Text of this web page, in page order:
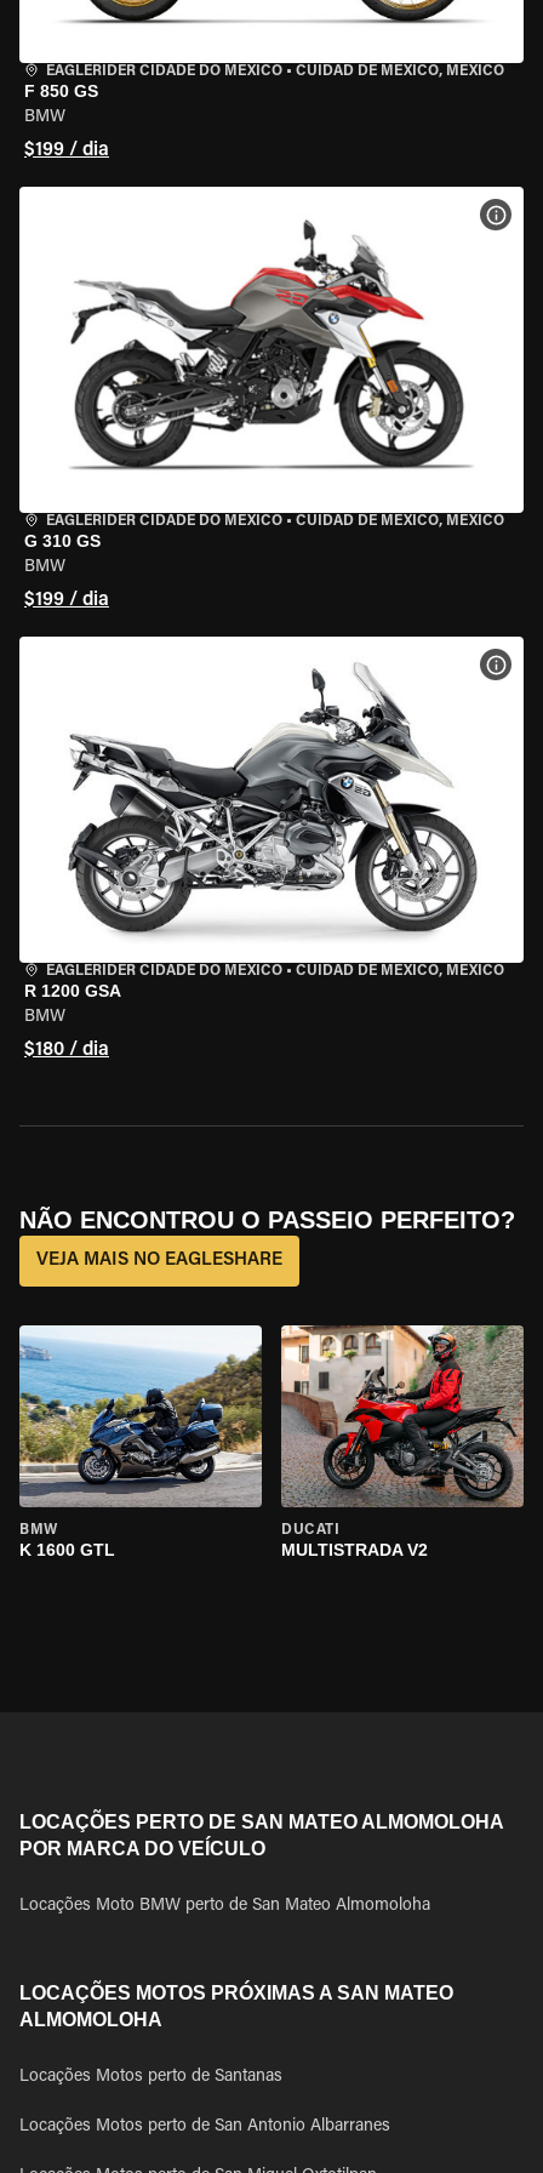
EAGLERIDER CIDADE DO MÉXICO • CUIDAD DE MEXICO, MEXICO
F 850 GS
BMW
$199 / dia
EAGLERIDER CIDADE DO MÉXICO • CUIDAD DE MEXICO, MEXICO
G 310 GS
BMW
$199 / dia
VER
EAGLERIDER CIDADE DO MÉXICO • CUIDAD DE MEXICO, MEXICO
R 1200 GSA
BMW
$180 / dia
VER
NÃO ENCONTROU O PASSEIO PERFEITO?
VEJA MAIS NO EAGLESHARE
BMW
K 1600 GTL
DUCATI
MULTISTRADA V2
LOCAÇÕES PERTO DE SAN MATEO ALMOMOLOHA
POR MARCA DO VEÍCULO
Locações Moto BMW perto de San Mateo Almomoloha
LOCAÇÕES MOTOS PRÓXIMAS A SAN MATEO
ALMOMOLOHA
Locações Motos perto de Santanas
Locações Motos perto de San Antonio Albarranes